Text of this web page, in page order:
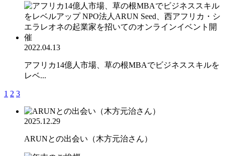
2022.04.13
アフリカ14億人市場、草の根MBAでビジネススキルを
レベ...
1 2 3
2025.12.29
ARUNとの出会い（木方元治さん）